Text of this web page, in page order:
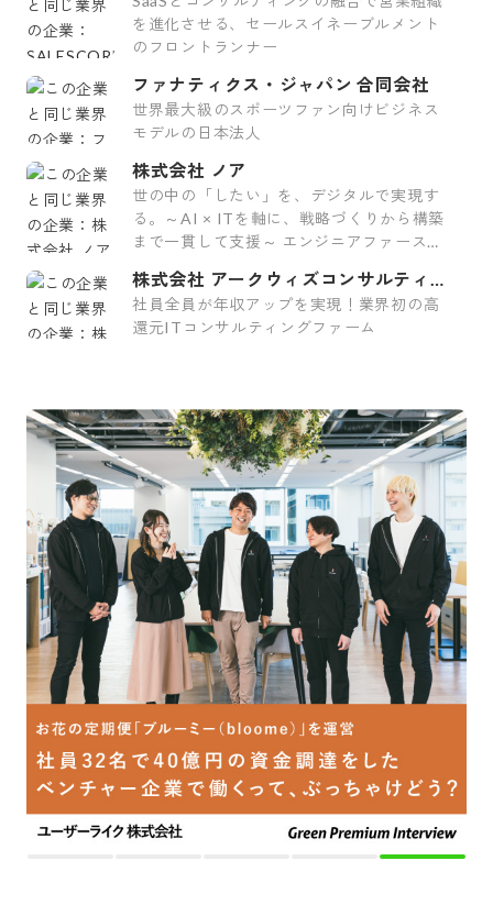
を進化させる、セールスイネーブルメント
のフロントランナー
ファナティクス・ジャパン 合同会社
世界最大級のスポーツファン向けビジネス
モデルの日本法人
株式会社 ノア
世の中の「したい」を、デジタルで実現す
る。～AI × ITを軸に、戦略づくりから構築
まで一貫して支援～ エンジニアファースト
株式会社 アークウィズコンサルティン
グ
社員全員が年収アップを実現！業界初の高
還元ITコンサルティングファーム